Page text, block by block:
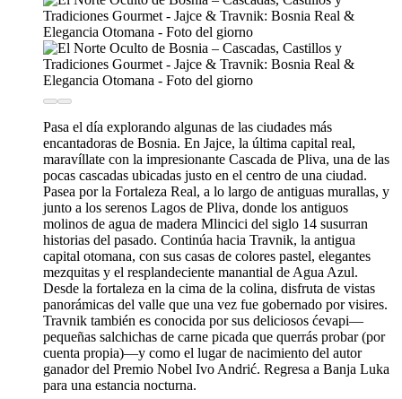
Pasa el día explorando algunas de las ciudades más
encantadoras de Bosnia. En Jajce, la última capital real,
maravíllate con la impresionante Cascada de Pliva, una de las
pocas cascadas ubicadas justo en el centro de una ciudad.
Pasea por la Fortaleza Real, a lo largo de antiguas murallas, y
junto a los serenos Lagos de Pliva, donde los antiguos
molinos de agua de madera Mlincici del siglo 14 susurran
historias del pasado. Continúa hacia Travnik, la antigua
capital otomana, con sus casas de colores pastel, elegantes
mezquitas y el resplandeciente manantial de Agua Azul.
Desde la fortaleza en la cima de la colina, disfruta de vistas
panorámicas del valle que una vez fue gobernado por visires.
Travnik también es conocida por sus deliciosos ćevapi—
pequeñas salchichas de carne picada que querrás probar (por
cuenta propia)—y como el lugar de nacimiento del autor
ganador del Premio Nobel Ivo Andrić. Regresa a Banja Luka
para una estancia nocturna.